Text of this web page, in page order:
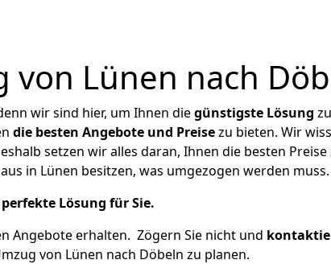
Lünen nach
wir sind hier, um Ihnen diegünstigste Lösung
die besten Angebote und Preisezu bieten. Wir
setzen wir alles daran, Ihnen die besten Preise
in Lünen besitzen, was umgezogen werden muss.
Lösung für Sie.
Angebote erhalten. Zögern Sie nicht und
von Lünen nach Döbeln zu planen.